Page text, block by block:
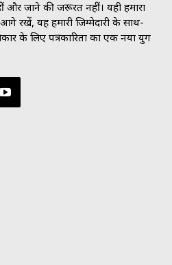
और जाने की जरूरत नहीं। यही हमारा
रखें, यह हमारी जिम्मेदारी के साथ-
के लिए पत्रकारिता का एक नया युग